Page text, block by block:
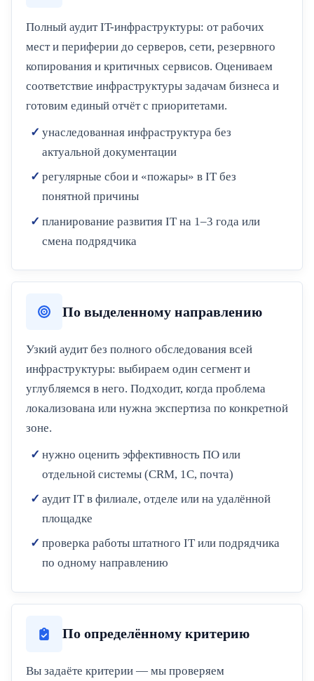
Полный аудит IT-инфраструктуры: от рабочих
мест и периферии до серверов, сети, резервного
копирования и критичных сервисов. Оцениваем
соответствие инфраструктуры задачам бизнеса и
готовим единый отчёт с приоритетами.
унаследованная инфраструктура без
актуальной документации
регулярные сбои и «пожары» в IT без
понятной причины
планирование развития IT на 1–3 года или
смена подрядчика
По выделенному направлению
Узкий аудит без полного обследования всей
инфраструктуры: выбираем один сегмент и
углубляемся в него. Подходит, когда проблема
локализована или нужна экспертиза по конкретной
зоне.
нужно оценить эффективность ПО или
отдельной системы (CRM, 1С, почта)
аудит IT в филиале, отделе или на удалённой
площадке
проверка работы штатного IT или подрядчика
по одному направлению
По определённому критерию
Вы задаёте критерии — мы проверяем